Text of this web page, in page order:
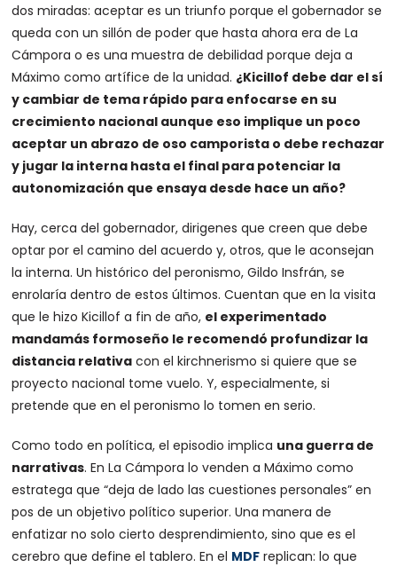
dos miradas: aceptar es un triunfo porque el gobernador se
queda con un sillón de poder que hasta ahora era de La
Cámpora o es una muestra de debilidad porque deja a
Máximo como artífice de la unidad. ¿Kicillof debe dar el sí
y cambiar de tema rápido para enfocarse en su
crecimiento nacional aunque eso implique un poco
aceptar un abrazo de oso camporista o debe rechazar
y jugar la interna hasta el final para potenciar la
autonomización que ensaya desde hace un año?
Hay, cerca del gobernador, dirigenes que creen que debe
optar por el camino del acuerdo y, otros, que le aconsejan
la interna. Un histórico del peronismo, Gildo Insfrán, se
enrolaría dentro de estos últimos. Cuentan que en la visita
que le hizo Kicillof a fin de año, el experimentado
mandamás formoseño le recomendó profundizar la
distancia relativa con el kirchnerismo si quiere que se
proyecto nacional tome vuelo. Y, especialmente, si
pretende que en el peronismo lo tomen en serio.
Como todo en política, el episodio implica una guerra de
narrativas. En La Cámpora lo venden a Máximo como
estratega que “deja de lado las cuestiones personales” en
pos de un objetivo político superior. Una manera de
enfatizar no solo cierto desprendimiento, sino que es el
cerebro que define el tablero. En el MDF replican: lo que